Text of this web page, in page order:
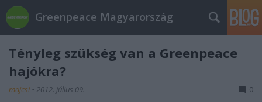
Greenpeace Magyarország
Tényleg szükség van a Greenpeace
hajókra?
majcsi • 2012. július 09. 0